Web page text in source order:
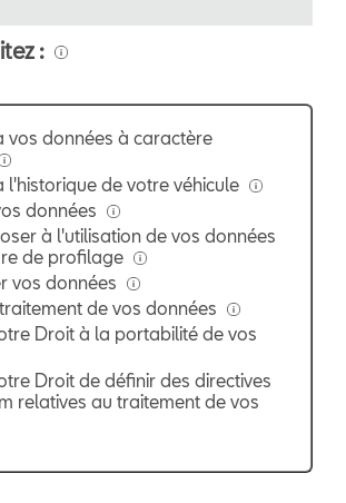
:
vos données à caractère
l'historique de votre véhicule
données
à l'utilisation de vos données
de profilage
vos données
de vos données
Droit à la portabilité de vos
Droit de définir des directives
relatives au traitement de vos